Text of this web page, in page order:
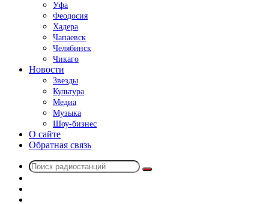
Уфа
Феодосия
Хадера
Чапаевск
Челябинск
Чикаго
Новости
Звезды
Культура
Медиа
Музыка
Шоу-бизнес
О сайте
Обратная связь
Поиск